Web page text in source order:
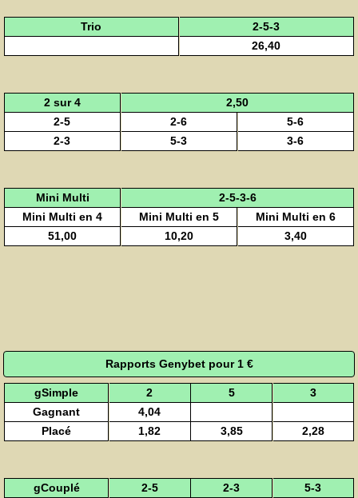
Trio
2-5-3
26,40
2 sur 4
2,50
2-5
2-6
5-6
2-3
5-3 3-6
Mini Multi
2-5-3-6
Mini Multi en 4
Mini Multi en 5
Mini Multi en 6
51,00
10,20 3,40
Rapports Genybet pour 1 €
gSimple 2 5
3
Gagnant
4,04
Placé
1,82 3,85 2,28
gCouplé 2-5 2-3
5-3